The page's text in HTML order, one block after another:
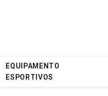
EQUIPAMENTO
ESPORTIVOS